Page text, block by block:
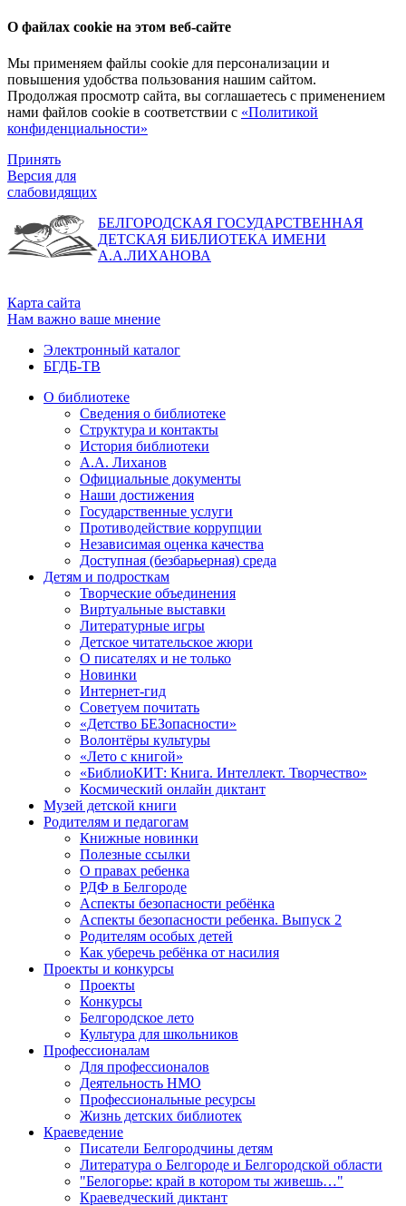
О файлах cookie на этом веб-сайте
Мы применяем файлы cookie для персонализации и
повышения удобства пользования нашим сайтом.
Продолжая просмотр сайта, вы соглашаетесь с применением
нами файлов cookie в соответствии с «Политикой
конфиденциальности»
Принять
Версия для
слабовидящих
БЕЛГОРОДСКАЯ ГОСУДАРСТВЕННАЯ
ДЕТСКАЯ БИБЛИОТЕКА ИМЕНИ
А.А.ЛИХАНОВА
Карта сайта
Нам важно ваше мнение
Электронный каталог
БГДБ-ТВ
О библиотеке
Сведения о библиотеке
Структура и контакты
История библиотеки
А.А. Лиханов
Официальные документы
Наши достижения
Государственные услуги
Противодействие коррупции
Независимая оценка качества
Доступная (безбарьерная) среда
Детям и подросткам
Творческие объединения
Виртуальные выставки
Литературные игры
Детское читательское жюри
О писателях и не только
Новинки
Интернет-гид
Советуем почитать
«Детство БЕЗопасности»
Волонтёры культуры
«Лето с книгой»
«БиблиоКИТ: Книга. Интеллект. Творчество»
Космический онлайн диктант
Музей детской книги
Родителям и педагогам
Книжные новинки
Полезные ссылки
О правах ребенка
РДФ в Белгороде
Аспекты безопасности ребёнка
Аспекты безопасности ребенка. Выпуск 2
Родителям особых детей
Как уберечь ребёнка от насилия
Проекты и конкурсы
Проекты
Конкурсы
Белгородское лето
Культура для школьников
Профессионалам
Для профессионалов
Деятельность НМО
Профессиональные ресурсы
Жизнь детских библиотек
Краеведение
Писатели Белгородчины детям
Литература о Белгороде и Белгородской области
"Белогорье: край в котором ты живешь…"
Краеведческий диктант